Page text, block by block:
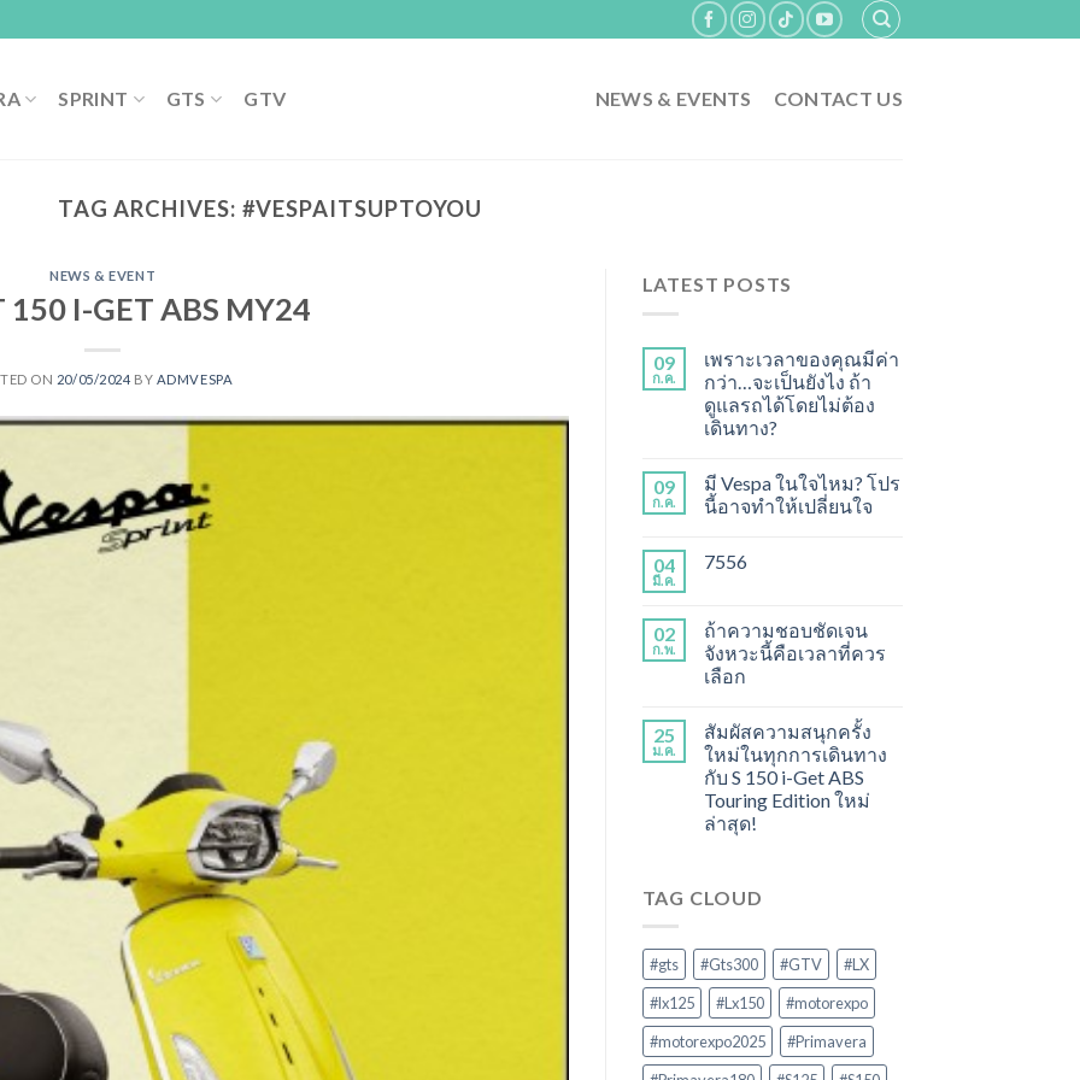
SPRINT GTS GTV NEWS & EVENTS CONTACT US
TAG ARCHIVES: #VESPAITSUPTOYOU
NEWS & EVENT
150 I-GET ABS MY24
ON 20/05/2024 BY ADMVESPA
LATEST POSTS
09
ก.ค.
เพราะเวลาของคุณมีค่า
กว่า…จะเป็นยังไง ถ้า
ดูแลรถได้โดยไม่ต้อง
เดินทาง?
09
ก.ค.
มี Vespa ในใจไหม? โปร
นี้อาจทำให้เปลี่ยนใจ
04
มี.ค.
7556
02
ก.พ.
ถ้าความชอบชัดเจน
จังหวะนี้คือเวลาที่ควร
เลือก
25
ม.ค.
สัมผัสความสนุกครั้ง
ใหม่ในทุกการเดินทาง
กับ S 150 i-Get ABS
Touring Edition ใหม่
ล่าสุด!
TAG CLOUD
#gts #Gts300 #GTV
#LX
#lx125
#Lx150
#motorexpo
#motorexpo2025
#Primavera